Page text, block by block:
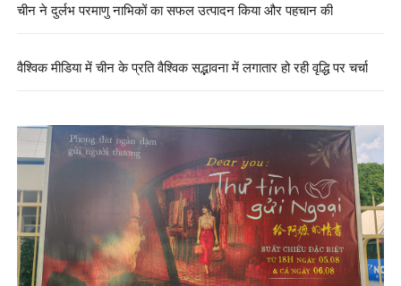
चीन ने दुर्लभ परमाणु नाभिकों का सफल उत्पादन किया और पहचान की
वैश्विक मीडिया में चीन के प्रति वैश्विक सद्भावना में लगातार हो रही वृद्धि पर चर्चा